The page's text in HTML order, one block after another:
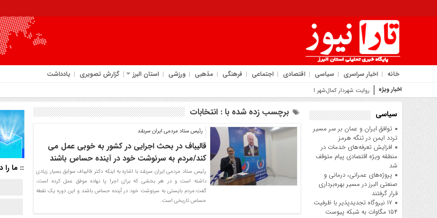
خانه اخبار سراسری سیاسی اقتصادی اجتماعی فرهنگی مذهبی ورزشی استان البرز گزارش تصویری یادداشت
اخبار ویژه روایت شهردار کمال‌شهر از جهش عمرانی پروژه بیمارست
سیاسی
توافق ایران و عمان بر سر مسیر
تردد ایمن در تنگه هرمز
افزایش تعرفه‌های خدمات در
منطقه ویژه اقتصادی پیام متوقف
شد
پروژه‌های عمرانی، درمانی و
صنعتی البرز در مسیر بهره‌برداری
قرار گرفتند
۱۷ نیروگاه تجدیدپذیر با ظرفیت
۱۵۴ مگاوات به شبکه پیوست
برچسب زده شده با : انتخابات
رئیس ستاد مردمی ایران سربلند
قالیباف در بحث اجرایی در کشور به خوبی عمل می
کند/مردم به سرنوشت خود در آینده حساس باشند
رئیس ستاد مردمی ایران سربلند با اشاره به اینکه دکتر قالیباف سوابق بسیار زیادی
داشته است و در هر بخشی که برای اجرا پا نهاده موفق عمل کرده است،
گفت:مردم بایستی به سرنوشت خود در آینده حساس باشند و این دوره یک نقطه
حساس تاریخی است.
:: ما را